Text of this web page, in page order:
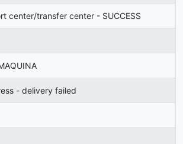
center/transfer center - SUCCESS
- delivery failed